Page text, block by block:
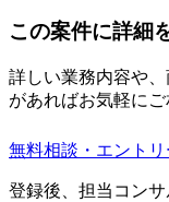
この案件に詳細
詳しい業務内容や
があればお気軽にご
無料相談・エントリ
登録後、担当コン